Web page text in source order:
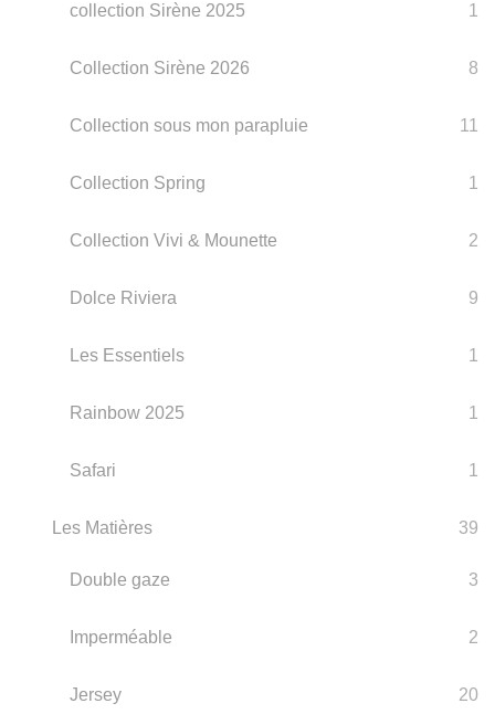
collection Sirène 2025 1
Collection Sirène 2026 8
Collection sous mon parapluie 11
Collection Spring 1
Collection Vivi & Mounette 2
Dolce Riviera 9
Les Essentiels 1
Rainbow 2025 1
Safari 1
Les Matières 39
Double gaze 3
Imperméable 2
Jersey 20